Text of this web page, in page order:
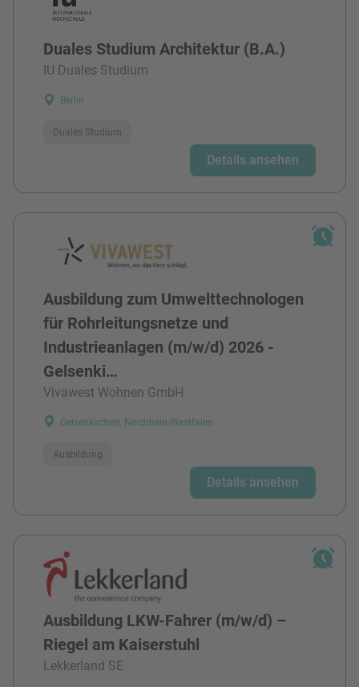
Duales Studium Architektur (B.A.)
IU Duales Studium
Berlin
Duales Studium
Details ansehen
Ausbildung zum Umwelttechnologen
für Rohrleitungsnetze und
Industrieanlagen (m/w/d) 2026 -
Gelsenki…
Vivawest Wohnen GmbH
Gelsenkirchen, Nordrhein-Westfalen
Ausbildung
Details ansehen
Ausbildung LKW-Fahrer (m/w/d) –
Riegel am Kaiserstuhl
Lekkerland SE